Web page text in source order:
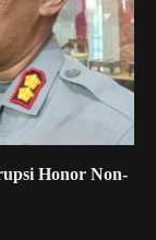
Honor Non-